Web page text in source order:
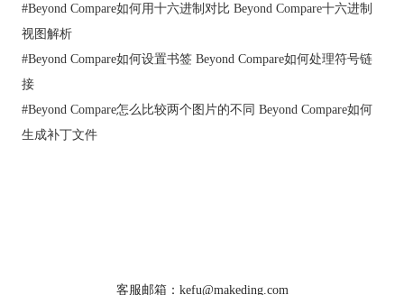
在MP3比较界面，单击“文件夹”图标，在弹窗找到待对比的音频
文件，选中并打开，此时工作台界面将显示该音频文件的详细信
1“文件夹”图标，选中并打开音频文件，可成功添加比较文件（如
图4）。
#Beyond Compare如何用十六进制对比 Beyond Compare十六进制
视图解析
#Beyond Compare如何设置书签 Beyond Compare如何处理符号链
接
#Beyond Compare怎么比较两个图片的不同 Beyond Compare如何
生成补丁文件
客服邮箱：kefu@makeding.com